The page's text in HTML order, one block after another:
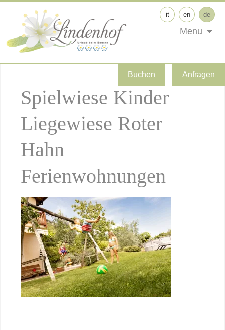
Buchen Anfragen
it en de
Menu
Spielwiese Kinder
Liegewiese Roter
Hahn
Ferienwohnungen